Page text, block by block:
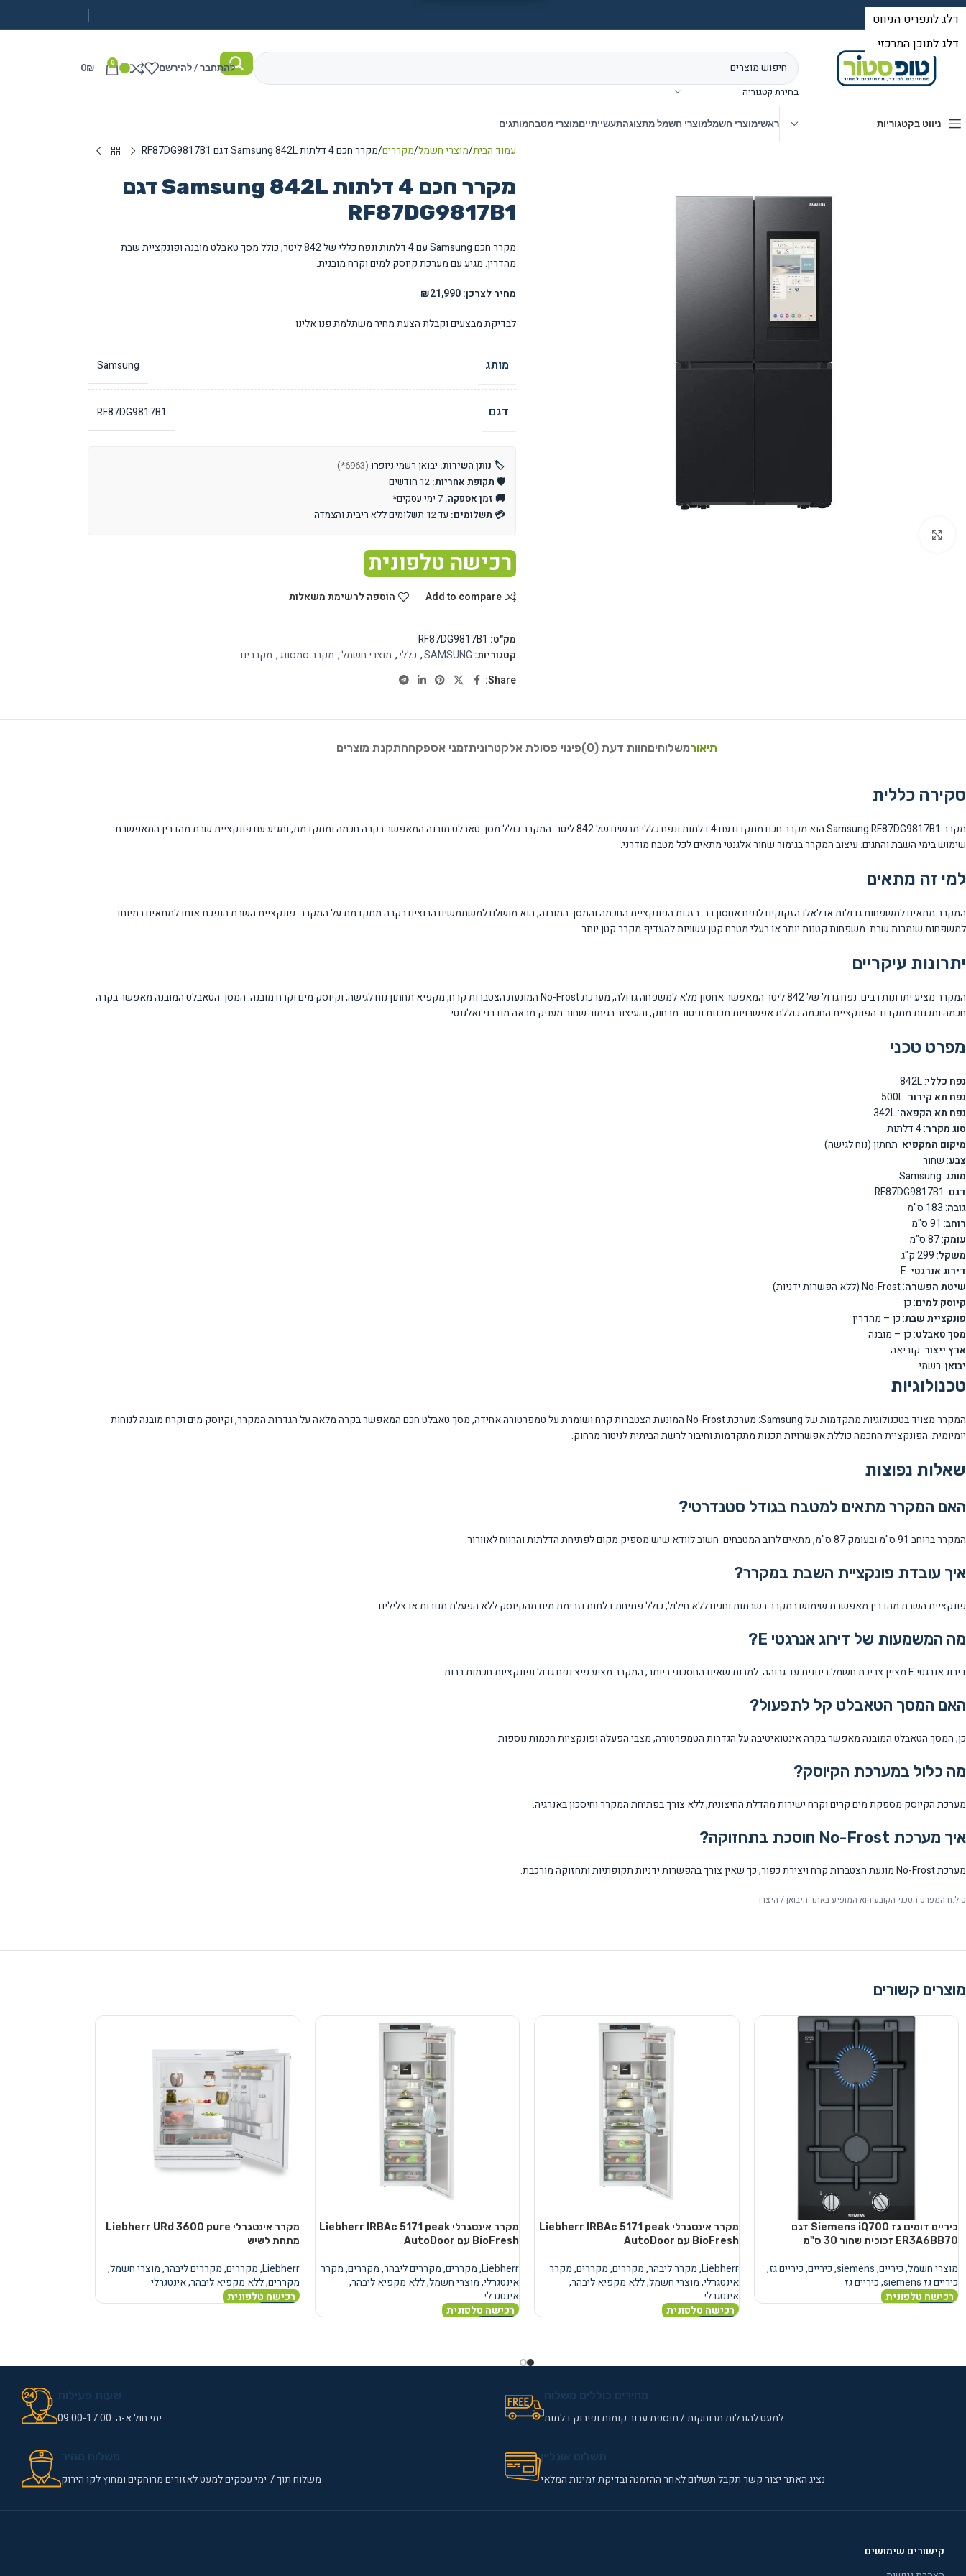
בחירת קטגוריה
להתחבר / להירשם 0
0₪
ניווט בקטגוריות ראשימוצרי חשמלמוצרי חשמל מתצוגהתעשייתייםמוצרי מטבחמותגים
עמוד הבית מוצרי חשמל מקררים מקרר חכם 4 דלתות Samsung 842L דגם RF87DG9817B1
מקרר חכם 4 דלתות Samsung 842L דגם
RF87DG9817B1
מקרר חכם Samsung עם 4 דלתות ונפח כללי של 842 ליטר, כולל מסך טאבלט מובנה ופונקציית שבת
מהדרין. מגיע עם מערכת קיוסק למים וקרח מובנית.
מחיר לצרכן: ₪21,990
לבדיקת מבצעים וקבלת הצעת מחיר משתלמת פנו אלינו
מותג Samsung
דגם RF87DG9817B1
🏷️ נותן השירות: יבואן רשמי ניופרו (6963*)
🛡️ תקופת אחריות:
🚚 זמן אספקה:
💳 תשלומים: עד 12 תשלומים ללא ריבית והצמדה
רכישה טלפונית
Add to compare הוספה לרשימת משאלות
מק"ט: RF87DG9817B1
קטגוריות: SAMSUNG
, כללי, מוצרי חשמל, מקרר סמסונג, מקררים
Share:
תיאורמשלוחיםחוות דעת (0) פינוי פסולת אלקטרוניתזמני אספקההתקנת מוצרים
סקירה כללית
מקרר Samsung RF87DG9817B1 הוא מקרר חכם מתקדם עם 4 דלתות ונפח כללי מרשים של 842 ליטר. המקרר כולל מסך טאבלט מובנה המאפשר בקרה חכמה ומתקדמת, ומגיע עם פונקציית שבת מהדרין המאפשרת
שימוש בימי השבת והחגים. עיצוב המקרר בגימור שחור אלגנטי מתאים לכל מטבח מודרני.
למי זה מתאים
המקרר מתאים למשפחות גדולות או לאלו הזקוקים לנפח אחסון רב. בזכות הפונקציית החכמה והמסך המובנה, הוא מושלם למשתמשים הרוצים בקרה מתקדמת על המקרר. פונקציית השבת הופכת אותו למתאים במיוחד
למשפחות שומרות שבת. משפחות קטנות יותר או בעלי מטבח קטן עשויות להעדיף מקרר קטן יותר.
יתרונות עיקריים
המקרר מציע יתרונות רבים: נפח גדול של 842 ליטר המאפשר אחסון מלא למשפחה גדולה, מערכת No-Frost המונעת הצטברות קרח, מקפיא תחתון נוח לגישה, וקיוסק מים וקרח מובנה. המסך הטאבלט המובנה מאפשר בקרה
חכמה ותכנות מתקדם. הפונקציית החכמה כוללת אפשרויות תכנות וניטור מרחוק, והעיצוב בגימור שחור מעניק מראה מודרני ואלגנטי.
מפרט טכני
נפח כללי: 842L
נפח תא קירור: 500L
נפח תא הקפאה: 342L
סוג מקרר: 4 דלתות
מיקום המקפיא: תחתון (נוח לגישה)
צבע: שחור
מותג: Samsung
דגם: RF87DG9817B1
גובה: 183 ס"מ
רוחב: 91 ס"מ
עומק: 87 ס"מ
משקל: 299 ק"ג
דירוג אנרגטי: E
שיטת הפשרה: No-Frost (ללא הפשרות ידניות)
קיוסק למים: כן
פונקציית שבת: כן – מהדרין
מסך טאבלט: כן – מובנה
ארץ ייצור: קוריאה
יבואן: רשמי
טכנולוגיות
המקרר מצויד בטכנולוגיות מתקדמות של Samsung: מערכת No-Frost המונעת הצטברות קרח ושומרת על טמפרטורה אחידה, מסך טאבלט חכם המאפשר בקרה מלאה על הגדרות המקרר, וקיוסק מים וקרח מובנה לנוחות
יומיומית. הפונקציית החכמה כוללת אפשרויות תכנות מתקדמות וחיבור לרשת הביתית לניטור מרחוק.
שאלות נפוצות
האם המקרר מתאים למטבח בגודל סטנדרטי?
המקרר ברוחב 91 ס"מ ובעומק 87 ס"מ, מתאים לרוב המטבחים. חשוב לוודא שיש מספיק מקום לפתיחת הדלתות והרווח לאוורור.
איך עובדת פונקציית השבת במקרר?
פונקציית השבת מהדרין מאפשרת שימוש במקרר בשבתות וחגים ללא חילול, כולל פתיחת דלתות וזרימת מים מהקיוסק ללא הפעלת מנורות או צלילים.
מה המשמעות של דירוג אנרגטי E?
דירוג אנרגטי E מציין צריכת חשמל בינונית עד גבוהה. למרות שאינו החסכוני ביותר, המקרר מציע פיצ נפח גדול ופונקציות חכמות רבות.
האם המסך הטאבלט קל לתפעול?
כן, המסך הטאבלט המובנה מאפשר בקרה אינטואיטיבה על הגדרות הטמפרטורה, מצבי הפעלה ופונקציות חכמות נוספות.
מה כלול במערכת הקיוסק?
מערכת הקיוסק מספקת מים קרים וקרח ישירות מהדלת החיצונית, ללא צורך בפתיחת המקרר וחיסכון באנרגיה.
איך מערכת No-Frost חוסכת בתחזוקה?
מערכת No-Frost מונעת הצטברות קרח ויצירת כפור, כך שאין צורך בהפשרות ידניות תקופתיות ותחזוקה מורכבת.
ט.ל.ח המפרט הטכני הקובע הוא המופיע באתר היבואן / היצרן
מוצרים קשורים
כיריים דומינו גז Siemens iQ700 דגם
ER3A6BB70 זכוכית שחור 30 ס"מ
מוצרי חשמל,כיריים,
siemens
,כיריים,כיריים גז,
כיריים גז siemens
,כיריים גז
רכישה טלפונית
מקרר אינטגרלי Liebherr IRBAc 5171 peak
BioFresh עם AutoDoor
Liebherr
,מקרר ליבהר,מקררים,מקררים,מקרר
אינטגרלי,מוצרי חשמל,ללא מקפיא ליבהר,
אינטגרלי
רכישה טלפונית
מקרר אינטגרלי Liebherr IRBAc 5171 peak
BioFresh עם AutoDoor
Liebherr
,מקררים,מקררים ליבהר,מקררים,מקרר
אינטגרלי,מוצרי חשמל,ללא מקפיא ליבהר,
אינטגרלי
רכישה טלפונית
מקרר אינטגרלי Liebherr URd 3600 pure
מתחת לשיש
Liebherr
,מקררים,מקררים ליבהר,מוצרי חשמל,
מקררים,ללא מקפיא ליבהר,אינטגרלי
רכישה טלפונית
למעט להובלות מרוחקות / תוספת עבור קומות ופירוק דלתות ימי חול א-ה 09:00-17:00
נציג האתר יצור קשר תקבל תשלום לאחר ההזמנה ובדיקת זמינות המלאי משלוח תוך 7 ימי עסקים למעט לאזורים מרוחקים ומחוץ לקו הירוק
קישורים שימושים